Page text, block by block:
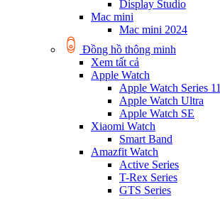
Display Studio
Mac mini
Mac mini 2024
Đồng hồ thông minh
Xem tất cả
Apple Watch
Apple Watch Series 11
Apple Watch Ultra
Apple Watch SE
Xiaomi Watch
Smart Band
Amazfit Watch
Active Series
T-Rex Series
GTS Series